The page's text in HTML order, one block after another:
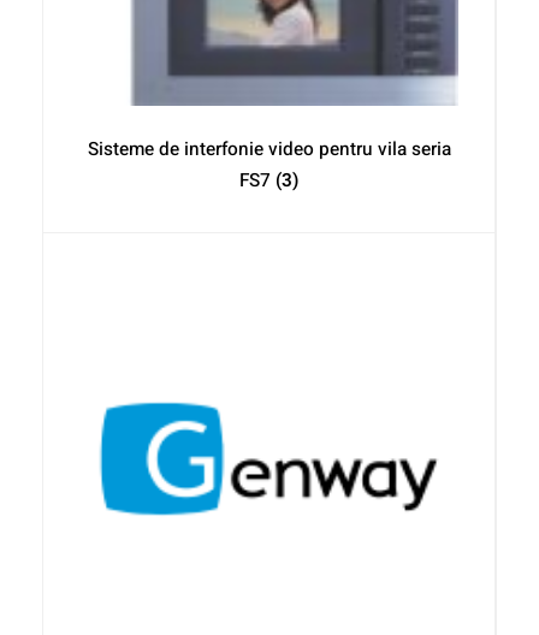
Sisteme de interfonie video pentru vila seria
FS7 (3)